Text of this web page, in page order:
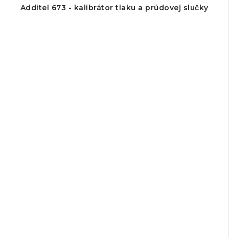
Additel 673 - kalibrátor tlaku a prúdovej slučky